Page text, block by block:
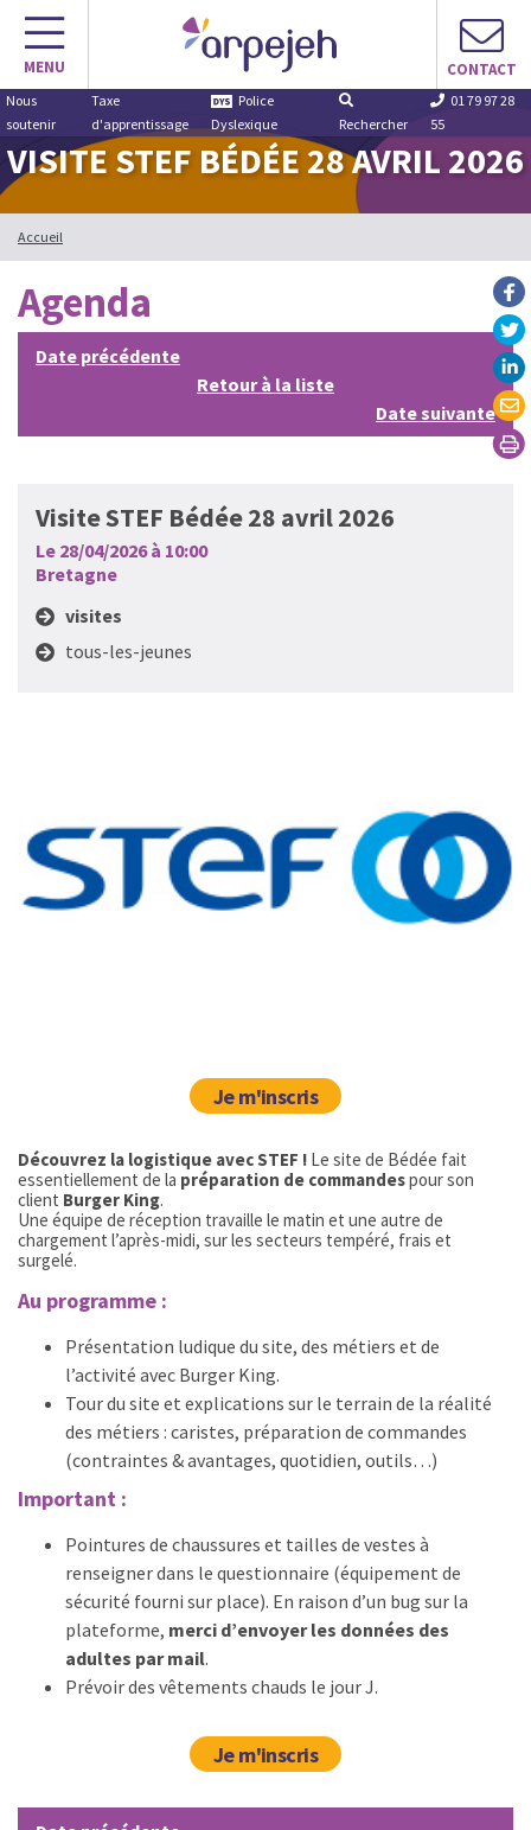
Aller
contenu
MENU CONTACT
Nous
soutenir
Taxe
d'apprentissage
Police
Dyslexique
Rechercher
01 79 97 28
55
VISITE STEF BÉDÉE 28 AVRIL 2026
Accueil
Agenda
Date précédente
Retour à la liste
Date suivante
Visite STEF Bédée 28 avril 2026
Le 28/04/2026 à 10:00
Bretagne
visites
tous-les-jeunes
Je m'inscris
Découvrez la logistique avec STEF ! Le site de Bédée fait
essentiellement de la préparation de commandespour son
client Burger King.
Une équipe de réception travaille le matin et une autre de
chargement l’après-midi, sur les secteurs tempéré, frais et
surgelé.
Au programme :
Présentation ludique du site, des métiers et de
l’activité avec Burger King.
Tour du site et explications sur le terrain de la réalité
des métiers : caristes, préparation de commandes
(contraintes & avantages, quotidien, outils…)
Important :
Pointures de chaussures et tailles de vestes à
renseigner dans le questionnaire (équipement de
sécurité fourni sur place). En raison d’un bug sur la
plateforme, merci d’envoyer les données des
adultes par mail.
Prévoir des vêtements chauds le jour J.
Je m'inscris